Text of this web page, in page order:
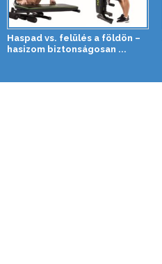
Haspad vs. felülés a földön –
hasizom biztonságosan ...